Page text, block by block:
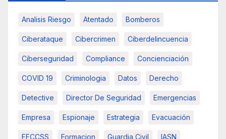
Analisis Riesgo Atentado Bomberos
Ciberataque Cibercrimen Ciberdelincuencia
Ciberseguridad Compliance Concienciación
COVID 19 Criminologia Datos Derecho
Detective Director De Seguridad Emergencias
Empresa Espionaje Estrategia Evacuación
FFCCSS Formacion Guardia Civil IASN